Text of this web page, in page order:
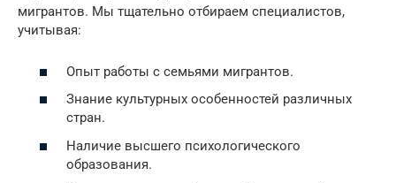
мигрантов. Мы тщательно отбираем специалистов,
учитывая:
Опыт работы с семьями мигрантов.
Знание культурных особенностей различных
стран.
Наличие высшего психологического
образования.